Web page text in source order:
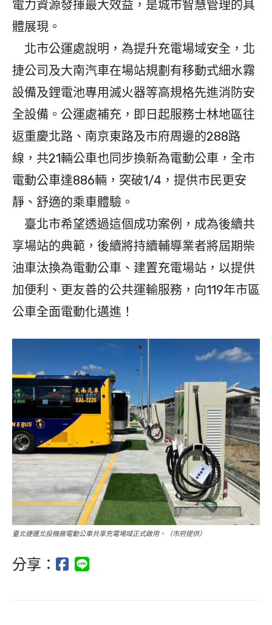
電力資源發揮最大效益，是城市智慧管理的具
體展現。
北市公運處說明，為提升充電場域安全，北
捷公司及大南汽車在場站規劃有移動式細水霧
設備及鋰電池專用滅火器等高規格先進消防安
全設備。公運處補充，即日起服務士林地區往
返重慶北路、南京東路及市府周邊的288路
線，共21輛公車也同步換新為電動公車，全市
電動公車達886輛，突破1/4，提供市民更安
靜、舒適的乘車體驗。
臺北市希望透過這個成功案例，成為後續共
享場站的典範，後續將持續輔導業者將屆期柴
油車汰換為電動公車、建置充電場站，以提供
加便利、更友善的公共運輸服務，向119年市區
公車全面電動化邁進！
臺北捷運北投機廠電動公車共享充電場域正式啟用。（市府提供）
分享：